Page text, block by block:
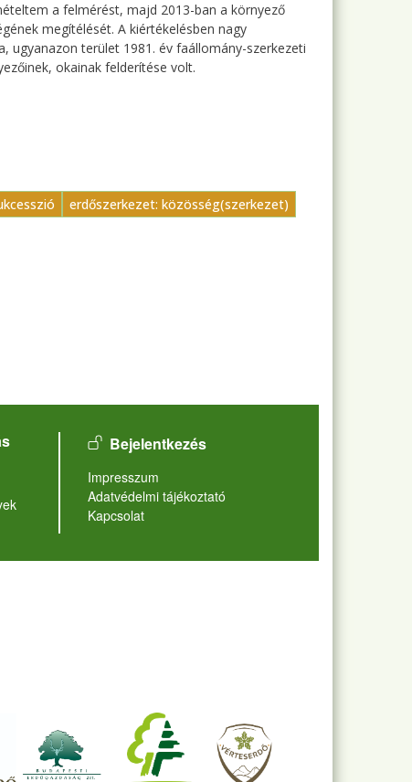
a felmérést, majd 2013-ban a környező
megítélését. A kiértékelésben nagy
ugyanazon terület 1981. év faállomány-szerkezeti
okainak felderítése volt.
erdőszerkezet: közösség(szerkezet)
User account menu
Bejelentkezés
Lábléc
Impresszum
Adatvédelmi tájékoztató
Kapcsolat